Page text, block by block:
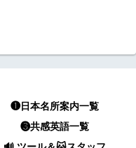
❶日本名所案内一覧
❸共感英語一覧